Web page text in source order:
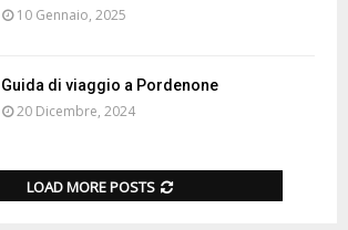
10 Gennaio, 2025
Guida di viaggio a Pordenone
20 Dicembre, 2024
LOAD MORE POSTS